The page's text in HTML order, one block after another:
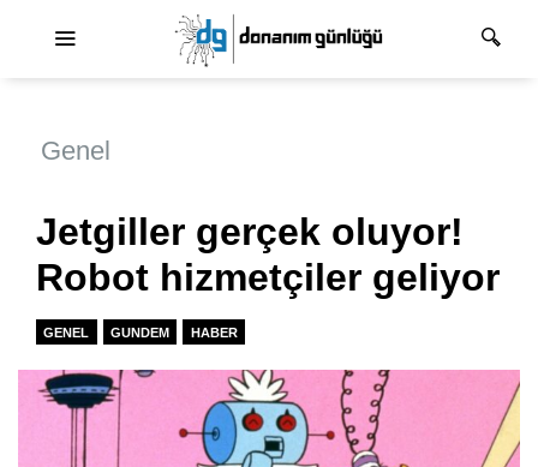
Genel
Jetgiller gerçek oluyor!
Robot hizmetçiler geliyor
GENEL GUNDEM HABER